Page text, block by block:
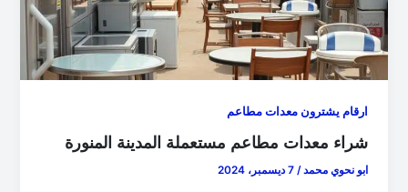
ارقام يشترون معدات مطاعم
شراء معدات مطاعم مستعملة المدينة المنورة
ابو نحوي محمد/7 ديسمبر، 2024